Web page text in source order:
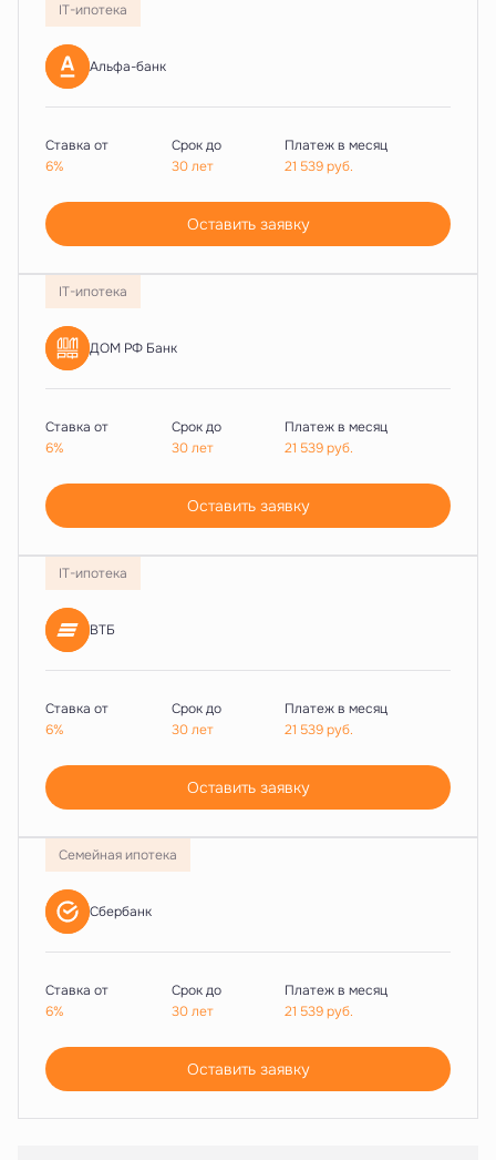
IT-ипотека
Альфа-банк
Ставка от
6%
Срок до
30 лет
Платеж в месяц
21 539руб.
Оставить заявку
IT-ипотека
ДОМ РФ Банк
Ставка от
6%
Срок до
30 лет
Платеж в месяц
21 539руб.
Оставить заявку
IT-ипотека
ВТБ
Ставка от
6%
Срок до
30 лет
Платеж в месяц
21 539руб.
Оставить заявку
Семейная ипотека
Сбербанк
Ставка от
6%
Срок до
30 лет
Платеж в месяц
21 539руб.
Оставить заявку